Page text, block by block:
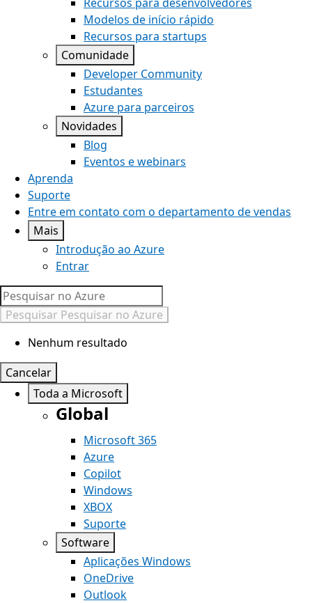
Modelos de início rápido
Recursos para startups
Comunidade
Developer Community
Estudantes
Azure para parceiros
Novidades
Blog
Eventos e webinars
Aprenda
Suporte
Entre em contato com o departamento de vendas
Mais
Introdução ao Azure
Entrar
Pesquisar Pesquisar no Azure
Nenhum resultado
Cancelar
Toda a Microsoft
Global
Microsoft 365
Azure
Copilot
Windows
XBOX
Suporte
Software
Aplicações Windows
OneDrive
Outlook